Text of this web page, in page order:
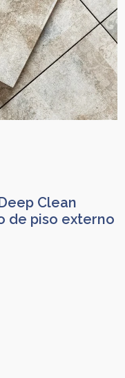
Clean
de piso externo